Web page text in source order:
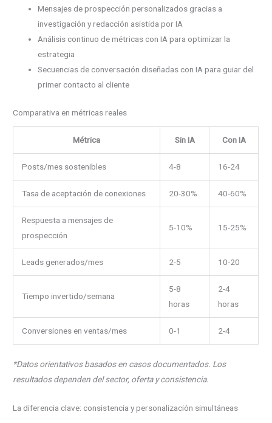
Mensajes de prospección personalizados gracias a
investigación y redacción asistida por IA
Análisis continuo de métricas con IA para optimizar la
estrategia
Secuencias de conversación diseñadas con IA para guiar del
primer contacto al cliente
Comparativa en métricas reales
Métrica Sin IA Con IA
Posts/mes sostenibles 4-8 16-24
Tasa de aceptación de conexiones 20-30% 40-60%
Respuesta a mensajes de
prospección
5-10% 15-25%
Leads generados/mes 2-5 10-20
Tiempo invertido/semana
5-8
horas
2-4
horas
Conversiones en ventas/mes 0-1 2-4
*Datos orientativos basados en casos documentados. Los
resultados dependen del sector, oferta y consistencia.
La diferencia clave: consistencia y personalización simultáneas